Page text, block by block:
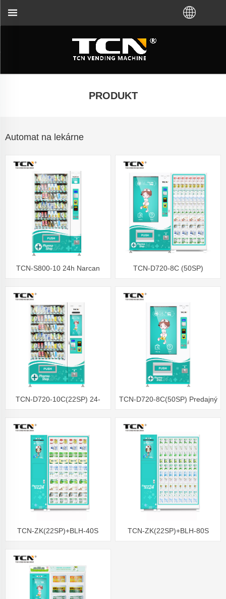
PRODUKT
Automat na lekárne
TCN-S800-10 24h Narcan
mydlo na ruky Dezinfekčné
potreby Predajný automat
TCN-D720-8C (50SP)
automatov pre šatne Madical
Pharma
TCN-D720-10C(22SP) 24-
predajný automat v lekárni
TCN-D720-8C(50SP) Predajný
zdravotníctvo a verejné
zdravie
TCN-ZK(22SP)+BLH-40S
výrobky Predajný automat na
zdravotnícke potreby Automat
na chirurgické masky
TCN-ZK(22SP)+BLH-80S
a riešení problémov bez ohľadu na to, či ste si